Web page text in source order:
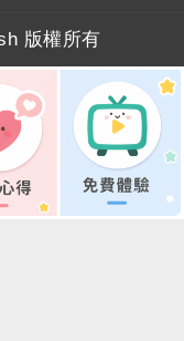
版權所有